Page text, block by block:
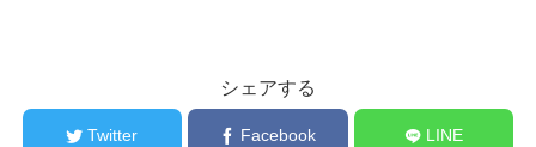
シェアする
Twitter Facebook LINE